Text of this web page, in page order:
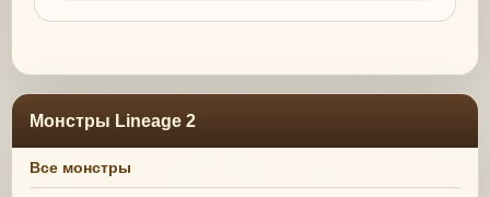
Монстры Lineage 2
Все монстры